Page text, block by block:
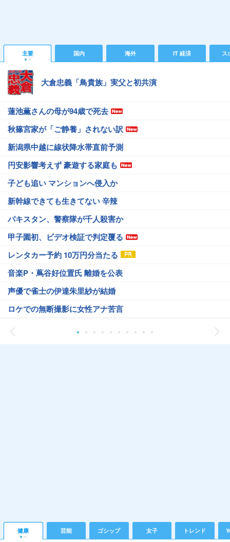
主要 国内 海外 IT 経済 ス
大倉忠義「鳥貴族」実父と初共演
蓮池薫さんの母が94歳で死去
秋篠宮家が「ご静養」されない訳
新潟県中越に線状降水帯直前予測
円安影響考えず 豪遊する家庭も
子ども追い マンションへ侵入か
新幹線できても生きてない 辛辣
パキスタン、警察隊が千人殺害か
甲子園初、ビデオ検証で判定覆る
レンタカー予約 10万円分当たる
音楽P・蔦谷好位置氏 離婚を公表
声優で雀士の伊達朱里紗が結婚
ロケでの無断撮影に女性アナ苦言
健康 芸能 ゴシップ 女子 トレンド